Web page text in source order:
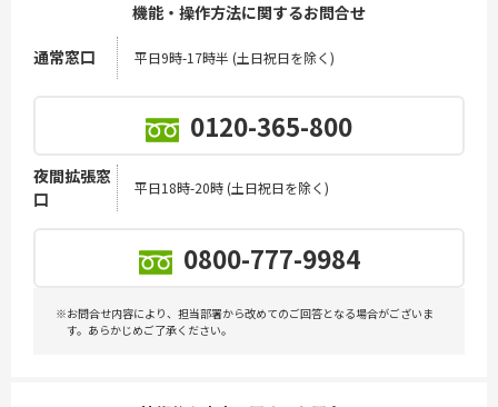
機能・操作方法に関するお問合せ
通常窓口
平日9時-17時半 (土日祝日を除く)
0120-365-800
夜間拡張窓
口
平日18時-20時 (土日祝日を除く)
0800-777-9984
※お問合せ内容により、担当部署から改めてのご回答となる場合がございま
す。あらかじめご了承ください。